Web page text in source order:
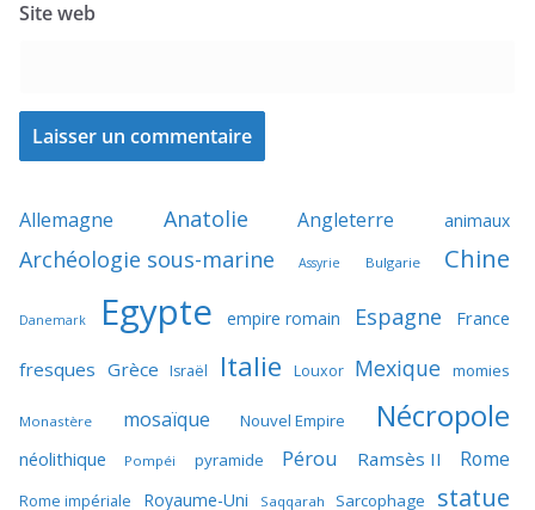
Site web
Allemagne Anatolie Angleterre animaux
Archéologie sous-marine Assyrie Bulgarie Chine
Danemark Egypte empire romain Espagne France
fresques Grèce Israël Italie Louxor Mexique momies
Monastère mosaïque Nouvel Empire Nécropole
néolithique Pompéi pyramide Pérou Ramsès II Rome
Rome impériale Royaume-Uni Saqqarah Sarcophage statue